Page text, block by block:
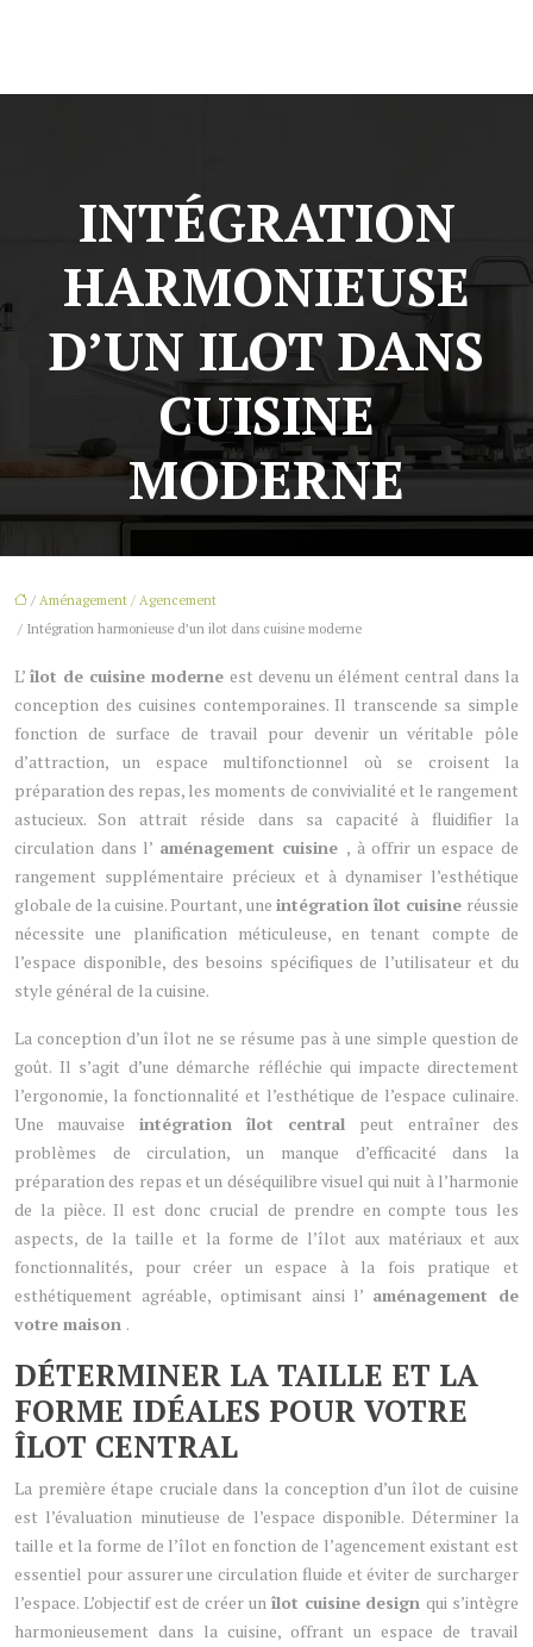
INTÉGRATION
HARMONIEUSE
D’UN ILOT DANS
CUISINE
MODERNE
/ Aménagement / Agencement
/ Intégration harmonieuse d’un ilot dans cuisine moderne
L’ îlot de cuisine moderne est devenu un élément central dans la
conception des cuisines contemporaines. Il transcende sa simple
fonction de surface de travail pour devenir un véritable pôle
d’attraction, un espace multifonctionnel où se croisent la
préparation des repas, les moments de convivialité et le rangement
astucieux. Son attrait réside dans sa capacité à fluidifier la
circulation dans l’ aménagement cuisine , à offrir un espace de
rangement supplémentaire précieux et à dynamiser l’esthétique
globale de la cuisine. Pourtant, une intégration îlot cuisine réussie
nécessite une planification méticuleuse, en tenant compte de
l’espace disponible, des besoins spécifiques de l’utilisateur et du
style général de la cuisine.
La conception d’un îlot ne se résume pas à une simple question de
goût. Il s’agit d’une démarche réfléchie qui impacte directement
l’ergonomie, la fonctionnalité et l’esthétique de l’espace culinaire.
Une mauvaise intégration îlot central peut entraîner des
problèmes de circulation, un manque d’efficacité dans la
préparation des repas et un déséquilibre visuel qui nuit à l’harmonie
de la pièce. Il est donc crucial de prendre en compte tous les
aspects, de la taille et la forme de l’îlot aux matériaux et aux
fonctionnalités, pour créer un espace à la fois pratique et
esthétiquement agréable, optimisant ainsi l’ aménagement de
votre maison .
DÉTERMINER LA TAILLE ET LA
FORME IDÉALES POUR VOTRE
ÎLOT CENTRAL
La première étape cruciale dans la conception d’un îlot de cuisine
est l’évaluation minutieuse de l’espace disponible. Déterminer la
taille et la forme de l’îlot en fonction de l’agencement existant est
essentiel pour assurer une circulation fluide et éviter de surcharger
l’espace. L’objectif est de créer un îlot cuisine designqui s’intègre
harmonieusement dans la cuisine, offrant un espace de travail